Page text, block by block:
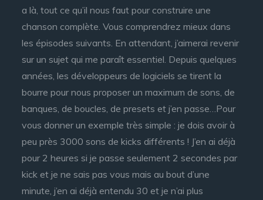
a là, tout ce qu’il nous faut pour construire une
chanson complète. Vous comprendrez mieux dans
les épisodes suivants. En attendant, j’aimerai revenir
sur un sujet qui me paraît essentiel. Depuis quelques
années, les développeurs de logiciels se tirent la
bourre pour nous proposer un maximum de sons, de
banques, de boucles, de presets et j’en passe…Pour
vous donner un exemple très simple : je dois avoir à
peu près 3000 sons de kicks différents ! J’en ai déjà
pour 2 heures si je passe seulement 2 secondes par
kick et je ne sais pas vous mais au bout d’une
minute, j’en ai déjà entendu 30 et je n’ai plus